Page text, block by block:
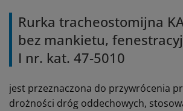
Rurka tracheostomijna
bez mankietu,
I nr. kat. 47-5010
jest przeznaczona do przywrócenia
drożności dróg oddechowych,